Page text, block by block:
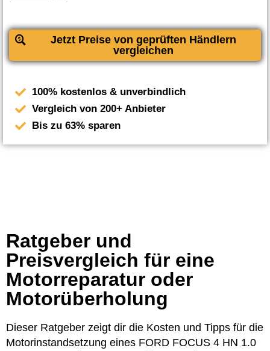
Jetzt Preise von geprüften Händlern
vergleichen
100% kostenlos & unverbindlich
Vergleich von 200+ Anbieter
Bis zu 63% sparen
Ratgeber und
Preisvergleich für eine
Motorreparatur oder
Motorüberholung
Dieser Ratgeber zeigt dir die Kosten und Tipps für die
Motorinstandsetzung eines FORD FOCUS 4 HN 1.0